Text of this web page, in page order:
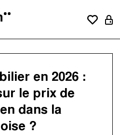
en 2026 :
le prix de
dans la
?